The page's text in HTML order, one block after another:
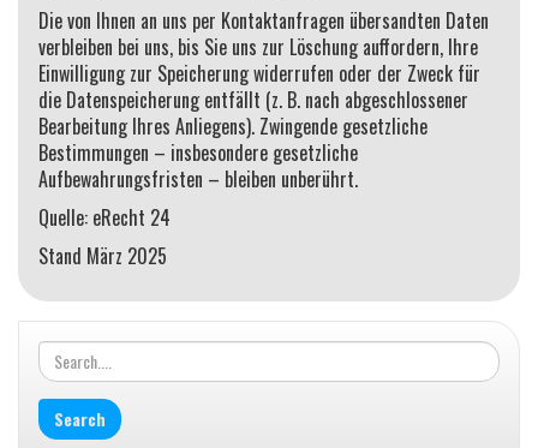
Die von Ihnen an uns per Kontaktanfragen übersandten Daten
verbleiben bei uns, bis Sie uns zur Löschung auffordern, Ihre
Einwilligung zur Speicherung widerrufen oder der Zweck für
die Datenspeicherung entfällt (z. B. nach abgeschlossener
Bearbeitung Ihres Anliegens). Zwingende gesetzliche
Bestimmungen – insbesondere gesetzliche
Aufbewahrungsfristen – bleiben unberührt.
Quelle: eRecht 24
Stand März 2025